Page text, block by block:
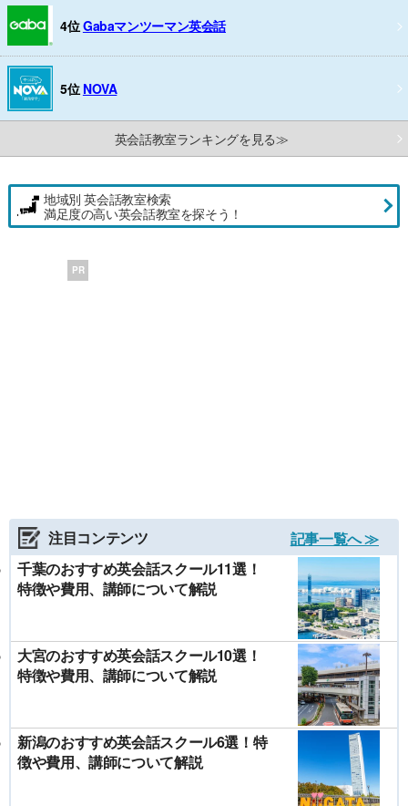
4位Gabaマンツーマン英会話
5位 NOVA
英会話教室ランキングを見る≫
地域別 英会話教室検索
満足度の高い英会話教室を探そう！
PR
注目コンテンツ
記事一覧へ ≫
千葉のおすすめ英会話スクール11選！
特徴や費用、講師について解説
大宮のおすすめ英会話スクール10選！
特徴や費用、講師について解説
新潟のおすすめ英会話スクール6選！特
徴や費用、講師について解説